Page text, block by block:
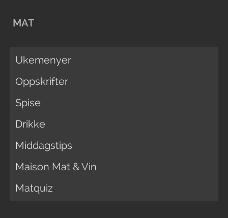
MAT
Ukemenyer
Oppskrifter
Spise
Drikke
Middagstips
Maison Mat & Vin
Matquiz